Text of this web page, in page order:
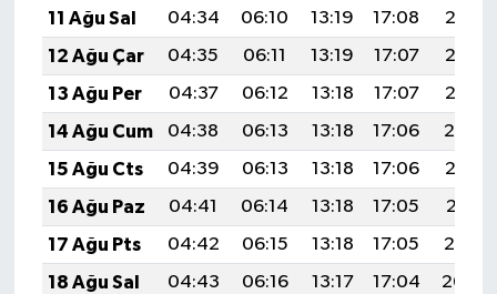
11 Ağu Sal
04:34 06:10 13:19 17:08
20:18
12 Ağu Çar
04:35 06:11 13:19 17:07
20:17
13 Ağu Per
04:37 06:12 13:18 17:07
20:15
14 Ağu Cum
04:38 06:13 13:18 17:06
20:14
15 Ağu Cts
04:39 06:13 13:18 17:06
20:13
16 Ağu Paz
04:41 06:14 13:18 17:05
20:11
17 Ağu Pts
04:42 06:15 13:18 17:05
20:10
18 Ağu Sal
04:43 06:16 13:17 17:04
20:09